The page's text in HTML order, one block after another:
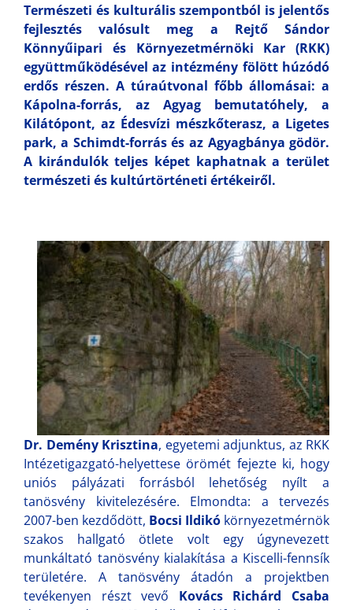
Természeti és kulturális szempontból is jelentős
fejlesztés valósult meg a Rejtő Sándor
Könnyűipari és Környezetmérnöki Kar (RKK)
együttműködésével az intézmény fölött húzódó
erdős részen. A túraútvonal főbb állomásai: a
Kápolna-forrás, az Agyag bemutatóhely, a
Kilátópont, az Édesvízi mészkőterasz, a Ligetes
park, a Schimdt-forrás és az Agyagbánya gödör.
A kirándulók teljes képet kaphatnak a terület
természeti és kultúrtörténeti értékeiről.
Dr. Demény Krisztina, egyetemi adjunktus, az RKK
Intézetigazgató-helyettese örömét fejezte ki, hogy
uniós pályázati forrásból lehetőség nyílt a
tanösvény kivitelezésére. Elmondta: a tervezés
2007-ben kezdődött, Bocsi Ildikó környezetmérnök
szakos hallgató ötlete volt egy úgynevezett
munkáltató tanösvény kialakítása a Kiscelli-fennsík
területére. A tanösvény átadón a projektben
tevékenyen részt vevő Kovács Richárd Csaba